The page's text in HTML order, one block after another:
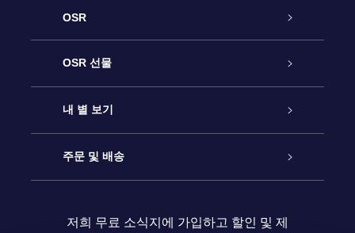
OSR
고객 서비스
연락처
블로그
OSR 선물
온라인 별 선물
OSR 선물 팩
내 별 보기
Star Register
주문 및 배송
저희 무료 소식지에 가입하고 할인 및 제